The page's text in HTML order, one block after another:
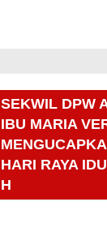
SEKWIL DPW
IBU MARIA
HARI RAYA
H